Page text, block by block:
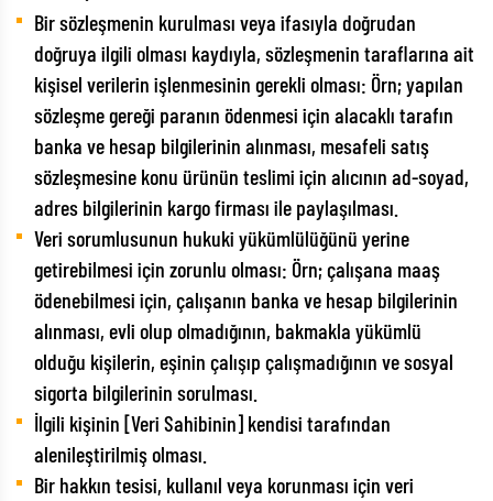
Bir sözleşmenin kurulması veya ifasıyla doğrudan
doğruya ilgili olması kaydıyla, sözleşmenin taraflarına ait
kişisel verilerin işlenmesinin gerekli olması: Örn; yapılan
sözleşme gereği paranın ödenmesi için alacaklı tarafın
banka ve hesap bilgilerinin alınması, mesafeli satış
sözleşmesine konu ürünün teslimi için alıcının ad-soyad,
adres bilgilerinin kargo firması ile paylaşılması.
Veri sorumlusunun hukuki yükümlülüğünü yerine
getirebilmesi için zorunlu olması: Örn; çalışana maaş
ödenebilmesi için, çalışanın banka ve hesap bilgilerinin
alınması, evli olup olmadığının, bakmakla yükümlü
olduğu kişilerin, eşinin çalışıp çalışmadığının ve sosyal
sigorta bilgilerinin sorulması.
İlgili kişinin [Veri Sahibinin] kendisi tarafından
alenileştirilmiş olması.
Bir hakkın tesisi, kullanıl veya korunması için veri